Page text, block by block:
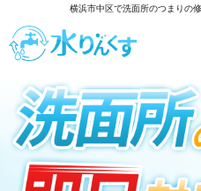
横浜市中区で洗面所のつまりの